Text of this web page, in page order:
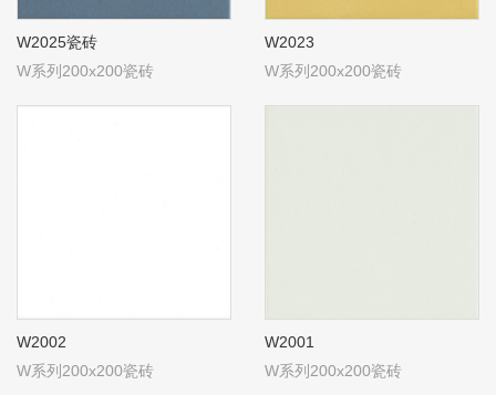
W2025瓷砖
W系列200x200瓷砖
W2023
W系列200x200瓷砖
W2002
W系列200x200瓷砖
W2001
W系列200x200瓷砖